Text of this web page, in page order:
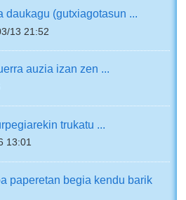
daukagu (gutxiagotasun ...
13 21:52
auzia izan zen ...
trukatu ...
13:01
paperetan begia kendu barik